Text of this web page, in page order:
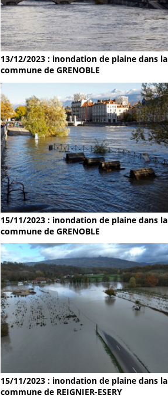
13/12/2023 : inondation de plaine dans la
commune de GRENOBLE
15/11/2023 : inondation de plaine dans la
commune de GRENOBLE
15/11/2023 : inondation de plaine dans la
commune de REIGNIER-ESERY